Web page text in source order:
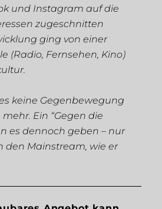
und Instagram auf die
zugeschnitten
ging von einer
(Radio, Fernsehen, Kino)
keine Gegenbewegung
mehr. Ein “Gegen die
es dennoch geben – nur
den Mainstream, wie er